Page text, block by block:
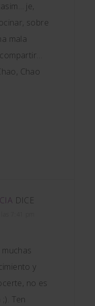
je,
sobre
mala
Chao
DICE
y
no es
Ten